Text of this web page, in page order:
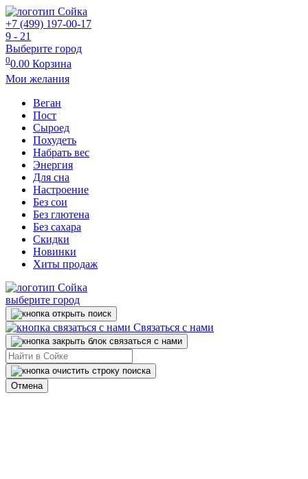
+7 (499) 197-00-17
9 - 21
Выберите город
00.00 Корзина
Мои желания
Веган
Пост
Сыроед
Похудеть
Набрать вес
Энергия
Для сна
Настроение
Без сои
Без глютена
Без сахара
Скидки
Новинки
Хиты продаж
выберите город
Связаться с нами
Отмена